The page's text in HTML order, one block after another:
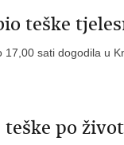
teške
sati dogodila u
po